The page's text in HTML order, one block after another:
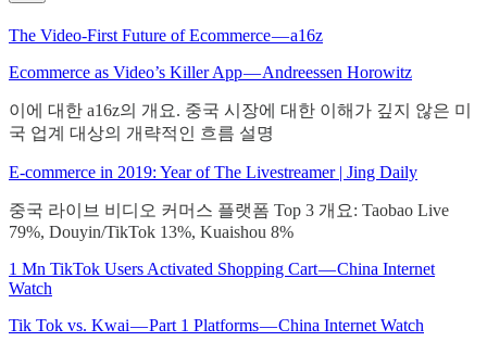
The Video-First Future of Ecommerce — a16z
Ecommerce as Video’s Killer App — Andreessen Horowitz
이에 대한 a16z의 개요. 중국 시장에 대한 이해가 깊지 않은 미
국 업계 대상의 개략적인 흐름 설명
E-commerce in 2019: Year of The Livestreamer | Jing Daily
중국 라이브 비디오 커머스 플랫폼 Top 3 개요: Taobao Live
79%, Douyin/TikTok 13%, Kuaishou 8%
1 Mn TikTok Users Activated Shopping Cart — China Internet
Watch
Tik Tok vs. Kwai — Part 1 Platforms — China Internet Watch